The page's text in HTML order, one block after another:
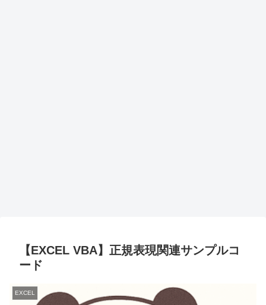
【EXCEL VBA】正規表現関連サンプルコ
ード
EXCEL